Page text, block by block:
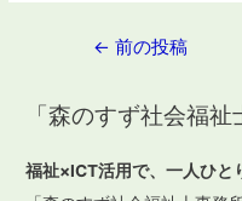
ナ
ビ
← 前の投稿
「森のすず社会福祉
福祉×ICT活用で、一人ひと